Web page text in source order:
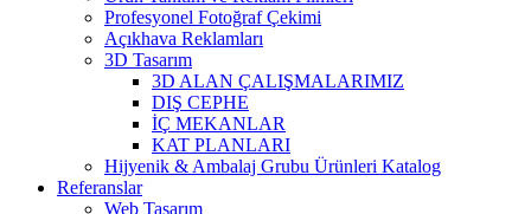
Profesyonel Fotoğraf Çekimi
Açıkhava Reklamları
3D Tasarım
3D ALAN ÇALIŞMALARIMIZ
DIŞ CEPHE
İÇ MEKANLAR
KAT PLANLARI
Hijyenik & Ambalaj Grubu Ürünleri Katalog
Referanslar
Web Tasarım